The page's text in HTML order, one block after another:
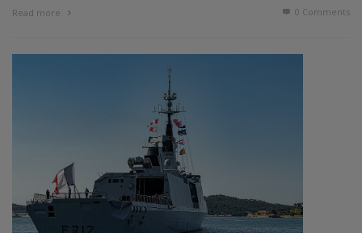
Read more 0 Comments